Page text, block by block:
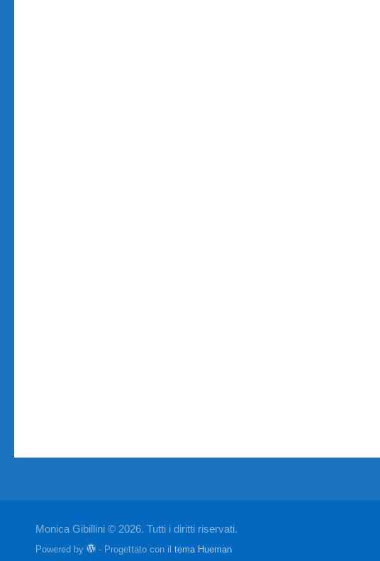
Monica Gibillini © 2026. Tutti i diritti riservati.
Powered by - Progettato con iltema Hueman